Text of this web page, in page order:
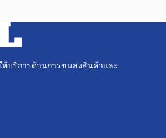
บริการด้านการขนส่งสินค้าและ